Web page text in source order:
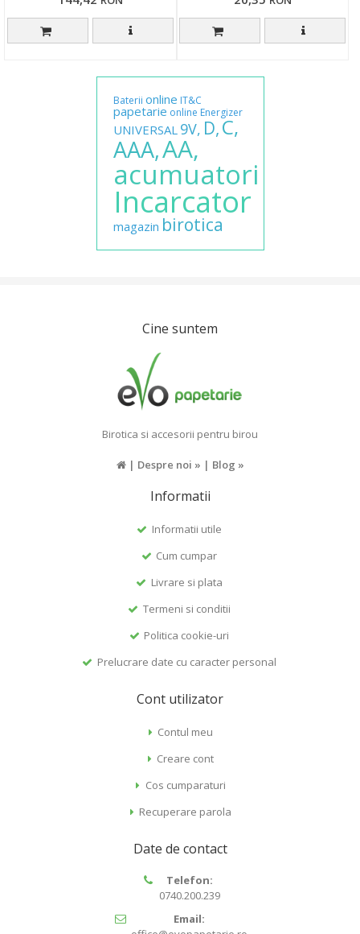
Baterii online IT&C
papetarie online Energizer
UNIVERSAL 9V, D,C,
AAA,AA,
acumuatori
Incarcator
magazin birotica
Cine suntem
Birotica si accesorii pentru birou
| Despre noi » | Blog »
Informatii
Informatii utile
Cum cumpar
Livrare si plata
Termeni si conditii
Politica cookie-uri
Prelucrare date cu caracter personal
Cont utilizator
Contul meu
Creare cont
Cos cumparaturi
Recuperare parola
Date de contact
Telefon:
0740.200.239
Email: